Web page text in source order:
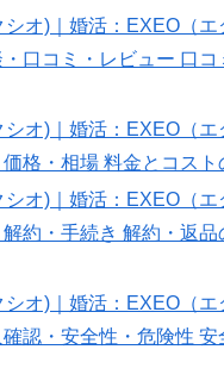
シオ)｜婚活：EXEO（
口コミ・レビュー 口
シオ)｜婚活：EXEO（
格・相場 料金とコスト
シオ)｜婚活：EXEO（エ
約・手続き 解約・返品
シオ)｜婚活：EXEO（エ
認・安全性・危険性 安